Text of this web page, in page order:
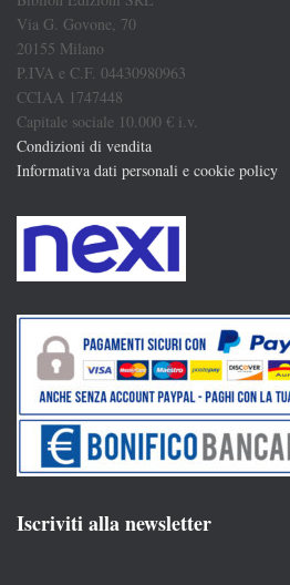
Via G. Govone, 70
20155 Milano
P.IVA e C.F. 04430980963
CCIAA 1747448
Capitale sociale 10.000 € i.v.
Condizioni di vendita
Informativa dati personali e cookie policy
Iscriviti alla newsletter